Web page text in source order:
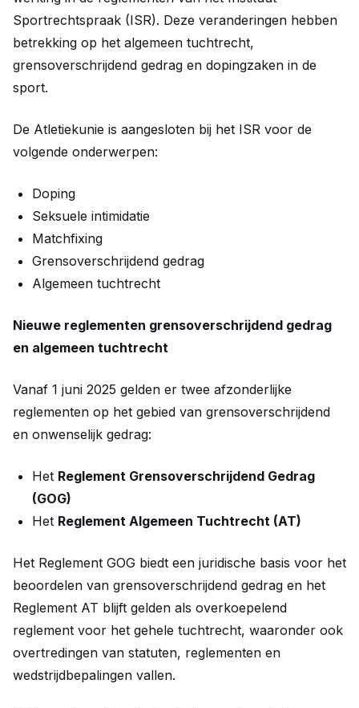
Sportrechtspraak (ISR). Deze veranderingen hebben
betrekking op het algemeen tuchtrecht,
grensoverschrijdend gedrag en dopingzaken in de
sport.
De Atletiekunie is aangesloten bij het ISR voor de
volgende onderwerpen:
Doping
Seksuele intimidatie
Matchfixing
Grensoverschrijdend gedrag
Algemeen tuchtrecht
Nieuwe reglementen grensoverschrijdend gedrag
en algemeen tuchtrecht
Vanaf 1 juni 2025 gelden er twee afzonderlijke
reglementen op het gebied van grensoverschrijdend
en onwenselijk gedrag:
Het Reglement Grensoverschrijdend Gedrag
(GOG)
Het Reglement Algemeen Tuchtrecht (AT)
Het Reglement GOG biedt een juridische basis voor het
beoordelen van grensoverschrijdend gedrag en het
Reglement AT blijft gelden als overkoepelend
reglement voor het gehele tuchtrecht, waaronder ook
overtredingen van statuten, reglementen en
wedstrijdbepalingen vallen.